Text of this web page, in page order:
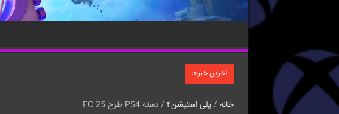
آخرین خبرها
خانه / پلی استیشن۴ / دسته PS4 طرح FC 25